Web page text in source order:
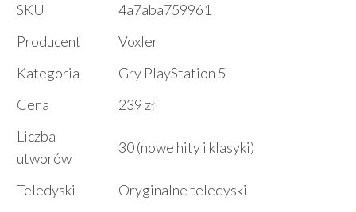
SKU
4a7aba759961
Producent
Voxler
Kategoria
Gry PlayStation 5
Cena
239 zł
Liczba
utworów
30 (nowe hity i klasyki)
Teledyski Oryginalne teledyski